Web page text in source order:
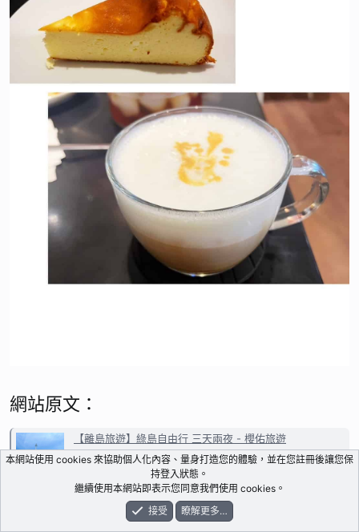
網站原文：
【離島旅遊】綠島自由行 三天兩夜 - 櫻佑旅遊
yucts.com
最後編輯：
登入
本網站使用 cookies 來協助個人化內容、量身打造您的體驗，並在您註冊後讓您保
持登入狀態。
繼續使用本網站即表示您同意我們使用 cookies。
接受
瞭解更多…